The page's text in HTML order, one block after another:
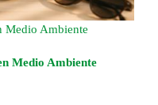
Medio Ambiente
Medio Ambiente